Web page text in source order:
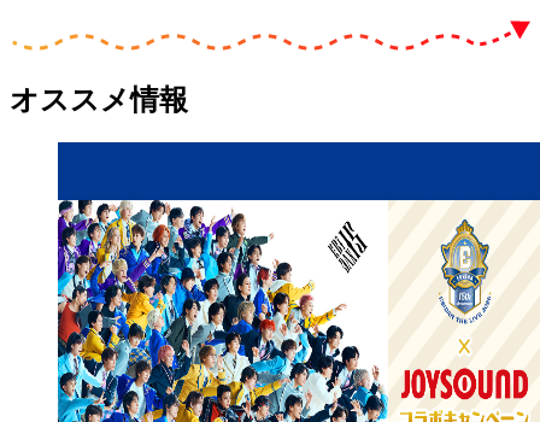
オススメ情報